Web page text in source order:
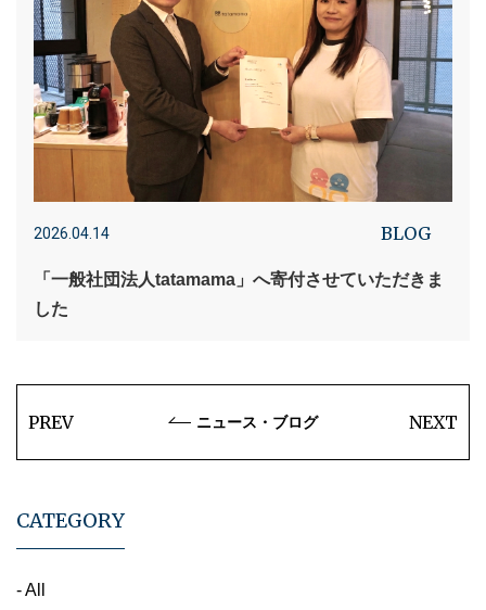
2026.04.14 BLOG
「一般社団法人tatamama」へ寄付させていただきま
した
PREV ニュース・ブログ NEXT
CATEGORY
- All